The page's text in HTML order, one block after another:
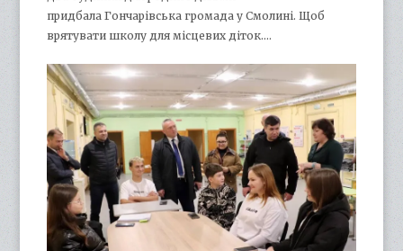
придбала Гончарівська громада у Смолині. Щоб
врятувати школу для місцевих діток.…